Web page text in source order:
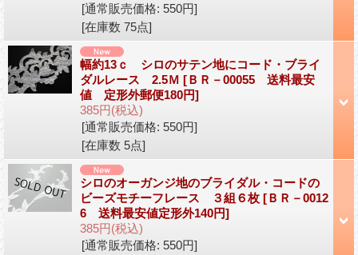
[通常販売価格: 550円]
[在庫数 75点]
幅約13ｃ シロのサテン地にコード・ブライ
ダルレース 2.5Ｍ [ＢＲ－00055 送料最安
値 定形外郵便180円]
385円(税込)
[通常販売価格: 550円]
[在庫数 5点]
シロのオーガンジ地のブライダル・コードの
ビーズモチーフレース ３組６枚 [ＢＲ－0012
6 送料最安値定形外140円]
385円(税込)
[通常販売価格: 550円]